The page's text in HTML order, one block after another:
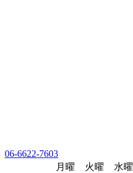
06-6622-7603
月曜
火曜
水曜